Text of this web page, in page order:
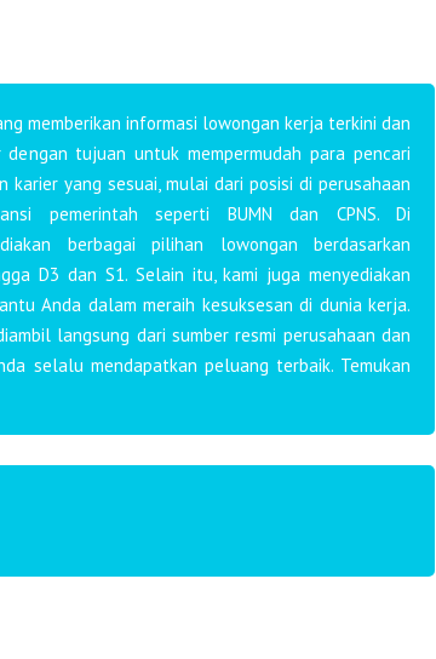
memberikan informasi lowongan kerja terkini dan
tujuan untuk mempermudah para pencari
karier yang sesuai, mulai dari posisi di perusahaan
pemerintah seperti BUMN dan CPNS. Di
berbagai pilihan lowongan berdasarkan
D3 dan S1. Selain itu, kami juga menyediakan
Anda dalam meraih kesuksesan di dunia kerja.
langsung dari sumber resmi perusahaan dan
selalu mendapatkan peluang terbaik. Temukan